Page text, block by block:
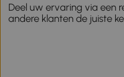
Deel uw ervaring via een
andere klanten de juiste